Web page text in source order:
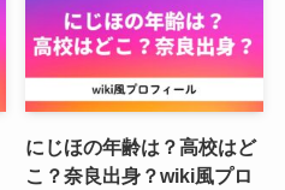
にじほの年齢は？高校はど
こ？奈良出身？wiki風プロ